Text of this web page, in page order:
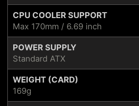
CPU COOLER SUPPORT
Max 170mm / 6.69 inch
POWER SUPPLY
Standard ATX
WEIGHT (CARD)
169g